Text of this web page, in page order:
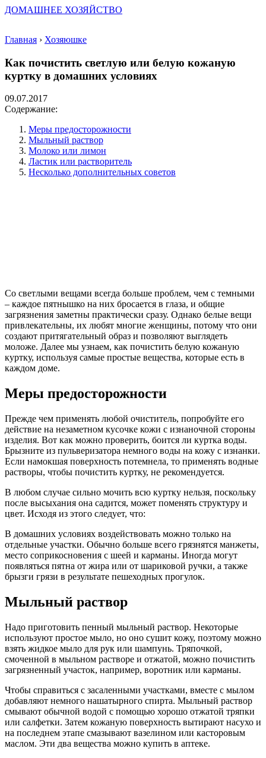
ДОМАШНЕЕ ХОЗЯЙСТВО
Главная › Хозяюшке
Как почистить светлую или белую кожаную
куртку в домашних условиях
09.07.2017
Содержание:
Меры предосторожности
Мыльный раствор
Молоко или лимон
Ластик или растворитель
Несколько дополнительных советов
Со светлыми вещами всегда больше проблем, чем с темными
– каждое пятнышко на них бросается в глаза, и общие
загрязнения заметны практически сразу. Однако белые вещи
привлекательны, их любят многие женщины, потому что они
создают притягательный образ и позволяют выглядеть
моложе. Далее мы узнаем, как почистить белую кожаную
куртку, используя самые простые вещества, которые есть в
каждом доме.
Меры предосторожности
Прежде чем применять любой очиститель, попробуйте его
действие на незаметном кусочке кожи с изнаночной стороны
изделия. Вот как можно проверить, боится ли куртка воды.
Брызните из пульверизатора немного воды на кожу с изнанки.
Если намокшая поверхность потемнела, то применять водные
растворы, чтобы почистить куртку, не рекомендуется.
В любом случае сильно мочить всю куртку нельзя, поскольку
после высыхания она садится, может поменять структуру и
цвет. Исходя из этого следует, что:
В домашних условиях воздействовать можно только на
отдельные участки. Обычно больше всего грязнятся манжеты,
место соприкосновения с шеей и карманы. Иногда могут
появляться пятна от жира или от шариковой ручки, а также
брызги грязи в результате пешеходных прогулок.
Мыльный раствор
Надо приготовить пенный мыльный раствор. Некоторые
используют простое мыло, но оно сушит кожу, поэтому можно
взять жидкое мыло для рук или шампунь. Тряпочкой,
смоченной в мыльном растворе и отжатой, можно почистить
загрязненный участок, например, воротник или карманы.
Чтобы справиться с засаленными участками, вместе с мылом
добавляют немного нашатырного спирта. Мыльный раствор
смывают обычной водой с помощью хорошо отжатой тряпки
или салфетки. Затем кожаную поверхность вытирают насухо и
на последнем этапе смазывают вазелином или касторовым
маслом. Эти два вещества можно купить в аптеке.